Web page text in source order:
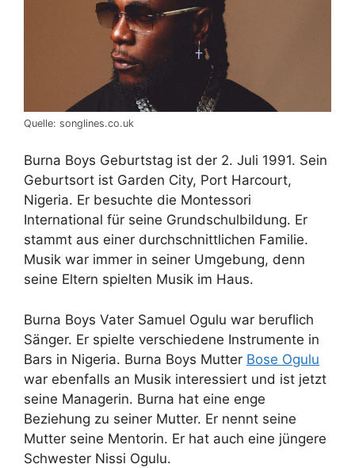
Quelle: songlines.co.uk
Burna Boys Geburtstag ist der 2. Juli 1991. Sein
Geburtsort ist Garden City, Port Harcourt,
Nigeria. Er besuchte die Montessori
International für seine Grundschulbildung. Er
stammt aus einer durchschnittlichen Familie.
Musik war immer in seiner Umgebung, denn
seine Eltern spielten Musik im Haus.
Burna Boys Vater Samuel Ogulu war beruflich
Sänger. Er spielte verschiedene Instrumente in
Bars in Nigeria. Burna Boys Mutter Bose Ogulu
war ebenfalls an Musik interessiert und ist jetzt
seine Managerin. Burna hat eine enge
Beziehung zu seiner Mutter. Er nennt seine
Mutter seine Mentorin. Er hat auch eine jüngere
Schwester Nissi Ogulu.